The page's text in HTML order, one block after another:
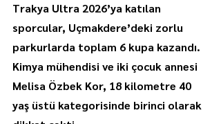
Trakya Ultra 2026’ya katılan
sporcular, Uçmakdere’deki zorlu
parkurlarda toplam 6 kupa kazandı.
Kimya mühendisi ve iki çocuk annesi
Melisa Özbek Kor, 18 kilometre 40
yaş üstü kategorisinde birinci olarak